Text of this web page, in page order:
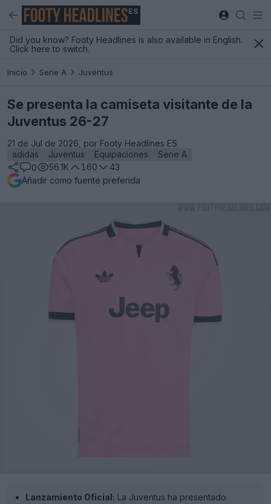
ES
Did you know? Footy Headlines is also available in English.
Click here to switch.
Inicio Serie A Juventus
Se presenta la camiseta visitante de la
Juventus 26-27
21 de Jul de 2026, por Footy Headlines ES
adidas
Juventus Equipaciones
Serie A
0
56.1K 160
43
Añadir como fuente preferida
Lanzamiento Oficial: La Juventus ha presentado